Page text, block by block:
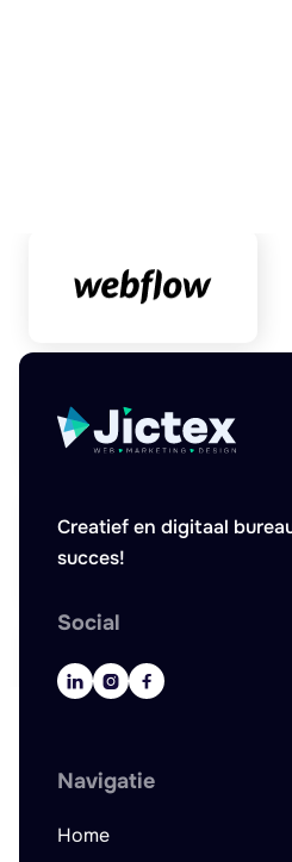
Creatief en digitaal
succes!
Social
  
Navigatie
Home